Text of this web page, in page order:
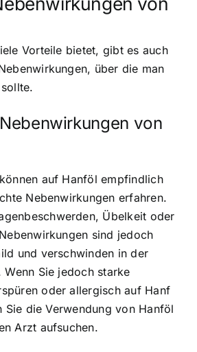
Vorteile bietet, gibt es auch
über die man
von
auf Hanföl empfindlich
Nebenwirkungen erfahren.
Übelkeit oder
sind jedoch
und verschwinden in der
Wenn Sie jedoch starke
oder allergisch auf Hanf
Sie die Verwendung von Hanföl
Arzt aufsuchen.